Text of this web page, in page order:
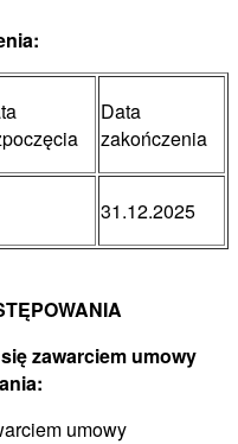
Data
zakończenia
31.12.2025
zawarciem umowy
umowy